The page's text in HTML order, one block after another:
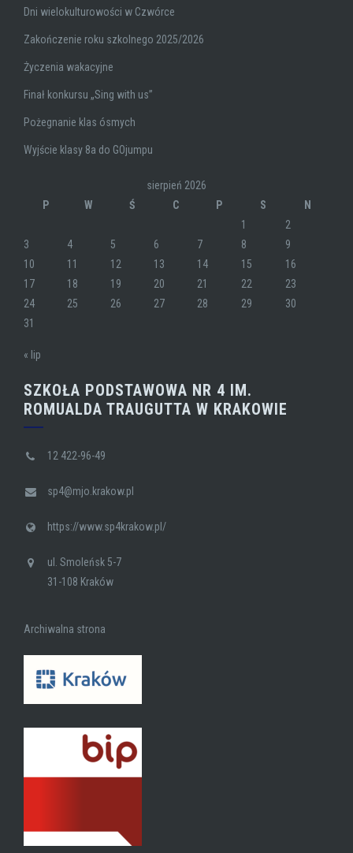
Dni wielokulturowości w Czwórce
Zakończenie roku szkolnego 2025/2026
Życzenia wakacyjne
Finał konkursu „Sing with us”
Pożegnanie klas ósmych
Wyjście klasy 8a do GOjumpu
sierpień 2026
P
W Ś C P S
N
1
2
3
4 5 6 7 8
9
10
11 12 13 14 15
16
17
18 19 20 21 22
23
24
25 26 27 28 29
30
31
« lip
SZKOŁA PODSTAWOWA NR 4 IM.
ROMUALDA TRAUGUTTA W KRAKOWIE
12 422-96-49
sp4@mjo.krakow.pl
https://www.sp4krakow.pl/
ul. Smoleńsk 5-7
31-108 Kraków
Archiwalna strona